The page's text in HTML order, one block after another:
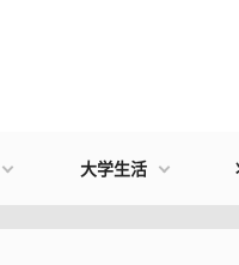
大学生活